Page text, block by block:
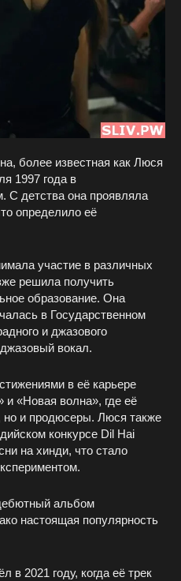
более известная как Люся
1997 года в
С детства она проявляла
определило её
участие в различных
решила получить
образование. Она
в Государственном
и джазового
вокал.
в её карьере
и «Новая волна», где её
но и продюсеры. Люся также
конкурсе Dil Hai
на хинди, что стало
альбом
настоящая популярность
в 2021 году, когда её трек